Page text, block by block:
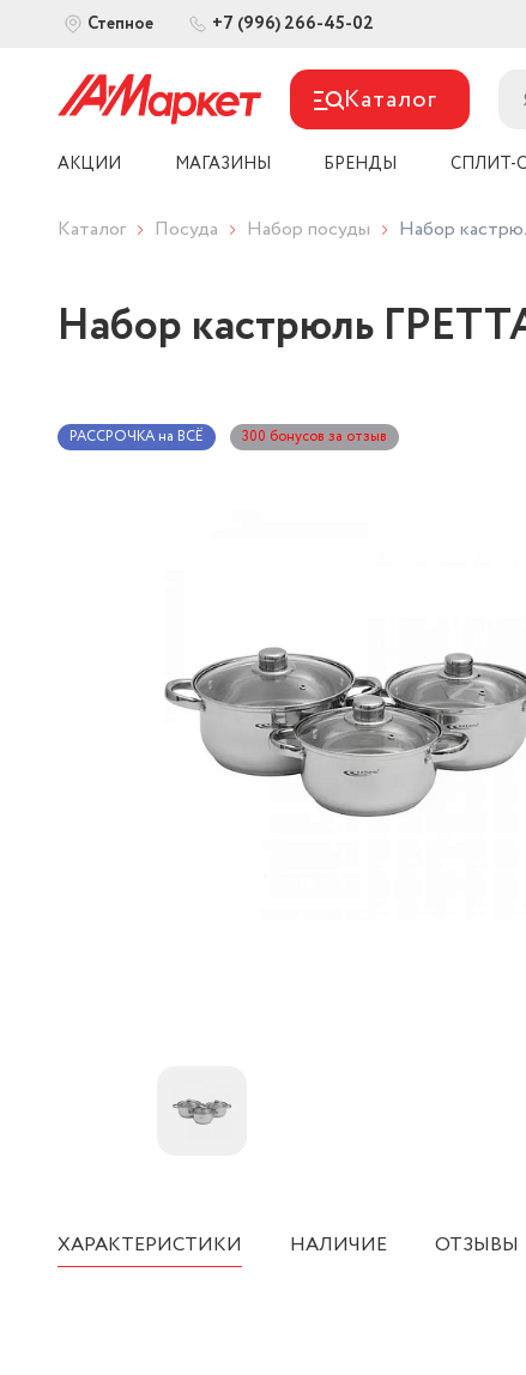
Степное +7 (996) 266-45-02
Каталог
АКЦИИ МАГАЗИНЫ БРЕНДЫ СПЛИТ-
Каталог Посуда Набор посуды Набор
Набор кастрюль
РАССРОЧКА на ВСЁ 300 бонусов за отзыв
ХАРАКТЕРИСТИКИ НАЛИЧИЕ ОТЗЫВЫ